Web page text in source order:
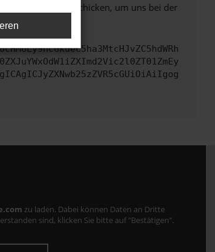
diesen Text schicken, um uns bei der
zu laden. Dabei können Daten an Dritte
sind, klicken Sie bitte auf "Bestätigen".